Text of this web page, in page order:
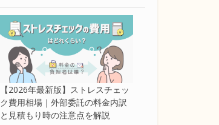
【2026年最新版】ストレスチェッ
ク費用相場｜外部委託の料金内訳
と見積もり時の注意点を解説